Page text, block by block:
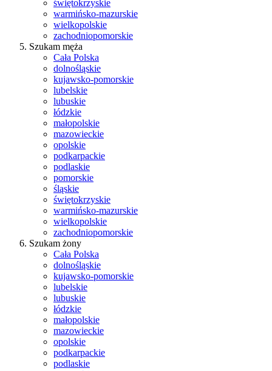
świętokrzyskie
warmińsko-mazurskie
wielkopolskie
zachodniopomorskie
Szukam męża
Cała Polska
dolnośląskie
kujawsko-pomorskie
lubelskie
lubuskie
łódzkie
małopolskie
mazowieckie
opolskie
podkarpackie
podlaskie
pomorskie
śląskie
świętokrzyskie
warmińsko-mazurskie
wielkopolskie
zachodniopomorskie
Szukam żony
Cała Polska
dolnośląskie
kujawsko-pomorskie
lubelskie
lubuskie
łódzkie
małopolskie
mazowieckie
opolskie
podkarpackie
podlaskie